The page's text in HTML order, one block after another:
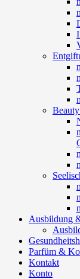
Ausbildung
Parfüm &
Kontakt
Konto